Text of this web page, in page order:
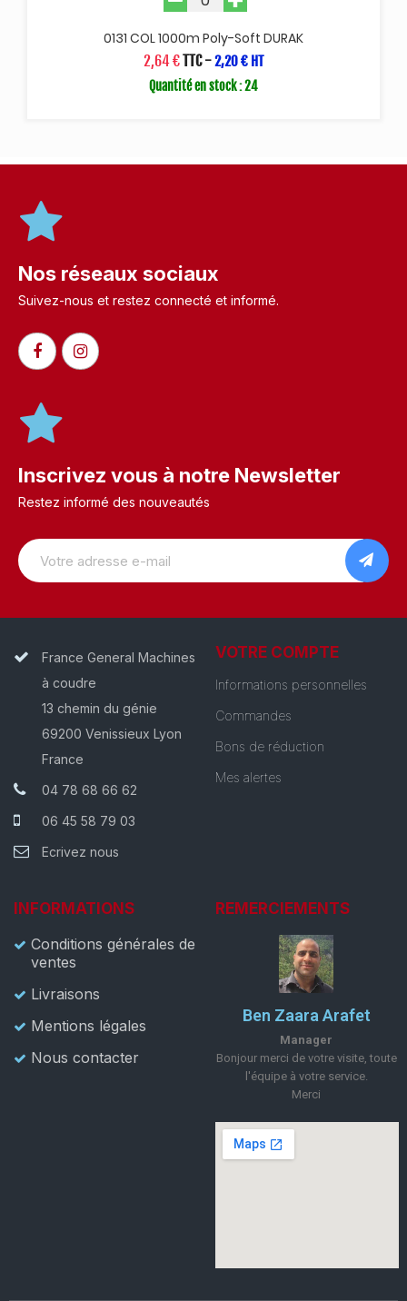
0131 COL 1000m Poly-Soft DURAK
2,64 €TTC-2,20 € HT
Quantité en stock : 24
Nos réseaux sociaux
Suivez-nous et restez connecté et informé.​
Inscrivez vous à notre Newsletter
Restez informé des nouveautés
France General Machines
à coudre
13 chemin du génie
69200 Venissieux Lyon
France
04 78 68 66 62
06 45 58 79 03
Ecrivez nous
VOTRE COMPTE
Informations personnelles
Commandes
Bons de réduction
Mes alertes
INFORMATIONS
Conditions générales de
ventes
Livraisons
Mentions légales
Nous contacter
REMERCIEMENTS
Ben Zaara Arafet
Manager
Bonjour merci de votre visite, toute
l'équipe à votre service.
Merci